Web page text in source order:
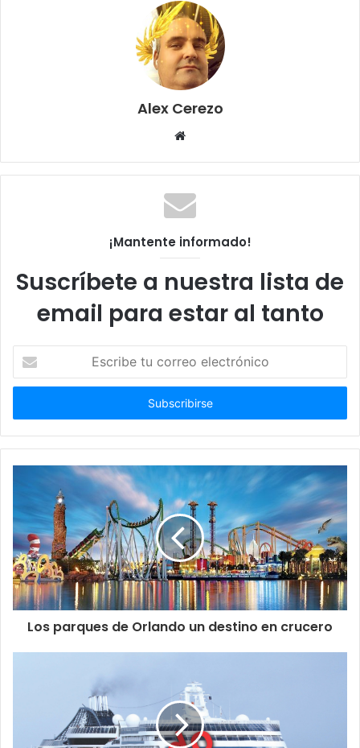
Alex Cerezo
Sitio
¡Mantente informado!
Suscríbete a nuestra lista de
email para estar al tanto
correo
Los parques de Orlando un destino en crucero